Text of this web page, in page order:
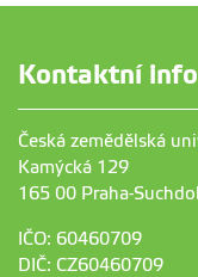
Kontaktní
Česká zemědělská
Kamýcká 129
165 00 Praha-Suchdol
IČO: 60460709
DIČ: CZ60460709